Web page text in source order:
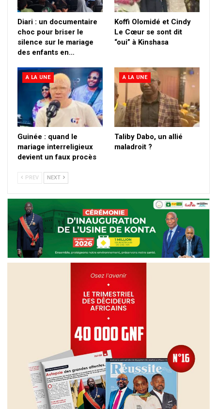
Diari : un documentaire
choc pour briser le
silence sur le mariage
des enfants en…
Koffi Olomidé et Cindy
Le Cœur se sont dit
“oui” à Kinshasa
A LA UNE
Guinée : quand le
mariage interreligieux
devient un faux procès
A LA UNE
Taliby Dabo, un allié
maladroit ?
PREV NEXT